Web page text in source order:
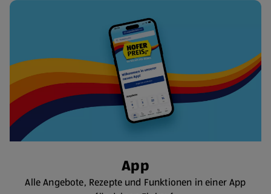
App
Alle Angebote, Rezepte und Funktionen in einer App